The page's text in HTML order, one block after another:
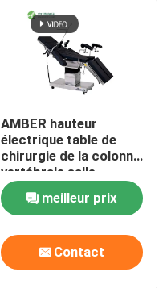
AMBER hauteur
électrique table de
chirurgie de la colonne
vertébrale salle
d'opération à
commande à distance
meilleur prix
Contact